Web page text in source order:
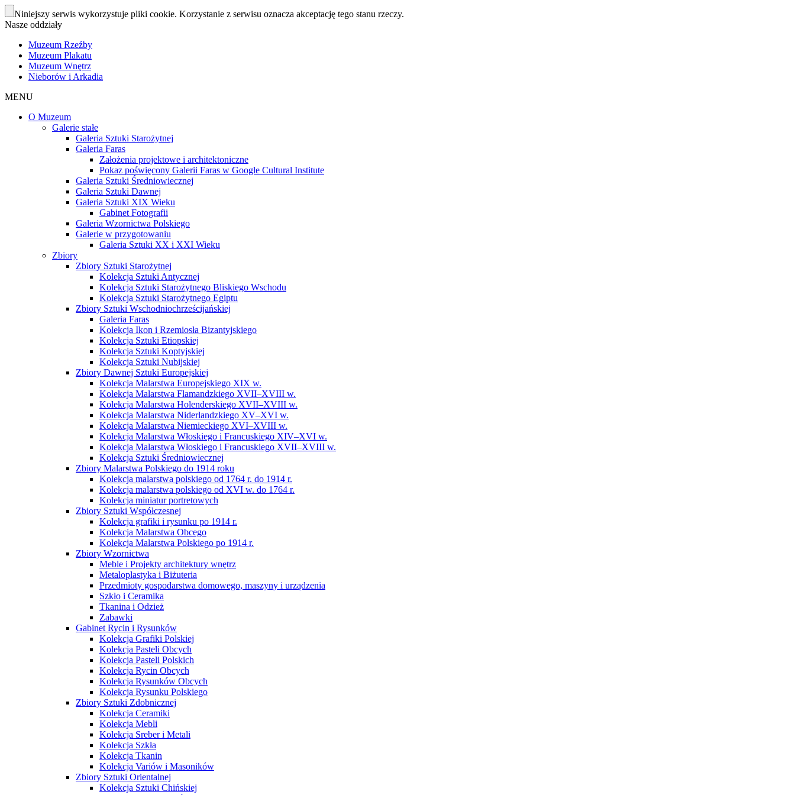
Niniejszy serwis wykorzystuje pliki cookie. Korzystanie z serwisu oznacza akceptację tego stanu rzeczy.
Nasze oddziały
Muzeum Rzeźby
Muzeum Plakatu
Muzeum Wnętrz
Nieborów i Arkadia
MENU
O Muzeum
Galerie stałe
Galeria Sztuki Starożytnej
Galeria Faras
Założenia projektowe i architektoniczne
Pokaz poświęcony Galerii Faras w Google Cultural Institute
Galeria Sztuki Średniowiecznej
Galeria Sztuki Dawnej
Galeria Sztuki XIX Wieku
Gabinet Fotografii
Galeria Wzornictwa Polskiego
Galerie w przygotowaniu
Galeria Sztuki XX i XXI Wieku
Zbiory
Zbiory Sztuki Starożytnej
Kolekcja Sztuki Antycznej
Kolekcja Sztuki Starożytnego Bliskiego Wschodu
Kolekcja Sztuki Starożytnego Egiptu
Zbiory Sztuki Wschodniochrześcijańskiej
Galeria Faras
Kolekcja Ikon i Rzemiosła Bizantyjskiego
Kolekcja Sztuki Etiopskiej
Kolekcja Sztuki Koptyjskiej
Kolekcja Sztuki Nubijskiej
Zbiory Dawnej Sztuki Europejskiej
Kolekcja Malarstwa Europejskiego XIX w.
Kolekcja Malarstwa Flamandzkiego XVII–XVIII w.
Kolekcja Malarstwa Holenderskiego XVII–XVIII w.
Kolekcja Malarstwa Niderlandzkiego XV–XVI w.
Kolekcja Malarstwa Niemieckiego XVI–XVIII w.
Kolekcja Malarstwa Włoskiego i Francuskiego XIV–XVI w.
Kolekcja Malarstwa Włoskiego i Francuskiego XVII–XVIII w.
Kolekcja Sztuki Średniowiecznej
Zbiory Malarstwa Polskiego do 1914 roku
Kolekcja malarstwa polskiego od 1764 r. do 1914 r.
Kolekcja malarstwa polskiego od XVI w. do 1764 r.
Kolekcja miniatur portretowych
Zbiory Sztuki Współczesnej
Kolekcja grafiki i rysunku po 1914 r.
Kolekcja Malarstwa Obcego
Kolekcja Malarstwa Polskiego po 1914 r.
Zbiory Wzornictwa
Meble i Projekty architektury wnętrz
Metaloplastyka i Biżuteria
Przedmioty gospodarstwa domowego, maszyny i urządzenia
Szkło i Ceramika
Tkanina i Odzież
Zabawki
Gabinet Rycin i Rysunków
Kolekcja Grafiki Polskiej
Kolekcja Pasteli Obcych
Kolekcja Pasteli Polskich
Kolekcja Rycin Obcych
Kolekcja Rysunków Obcych
Kolekcja Rysunku Polskiego
Zbiory Sztuki Zdobnicznej
Kolekcja Ceramiki
Kolekcja Mebli
Kolekcja Sreber i Metali
Kolekcja Szkła
Kolekcja Tkanin
Kolekcja Variów i Masoników
Zbiory Sztuki Orientalnej
Kolekcja Sztuki Chińskiej